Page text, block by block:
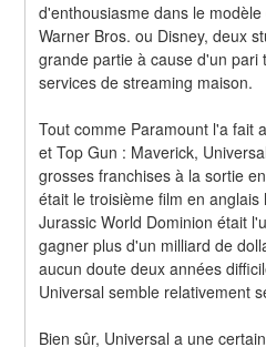
d'enthousiasme dans le
Warner Bros. ou Disney, deux
grande partie à cause d'un pari
services de streaming maison.
Tout comme Paramount l'a fait
et Top Gun : Maverick,
grosses franchises à la sortie
était le troisième film en
Jurassic World Dominion était
gagner plus d'un milliard de
aucun doute deux années
Universal semble relativement
Bien sûr, Universal a une